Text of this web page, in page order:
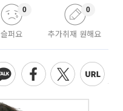
슬퍼요
0
추가취재 원해요
0